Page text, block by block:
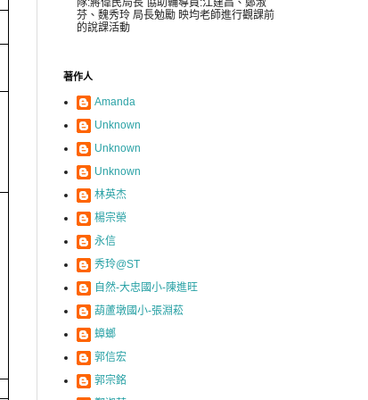
隊:蔣偉民局長 協助輔導員:江建昌、鄭淑
芬、魏秀玲 局長勉勵 映均老師進行觀課前
的說課活動
著作人
Amanda
Unknown
Unknown
Unknown
林英杰
楊宗榮
永信
秀玲@ST
自然-大忠國小-陳進旺
葫蘆墩國小-張淵菘
蟑螂
郭信宏
郭宗銘